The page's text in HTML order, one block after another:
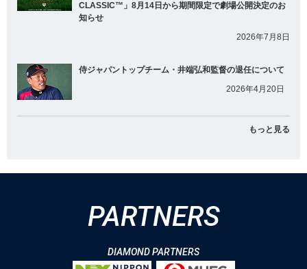
CLASSIC™」8月14日から期間限定で劇場公開決定のお
知らせ
2026年7月8日
侍ジャパントップチーム・井端弘和監督の退任について
2026年4月20日
もっと見る
PARTNERS
DIAMOND PARTNERS